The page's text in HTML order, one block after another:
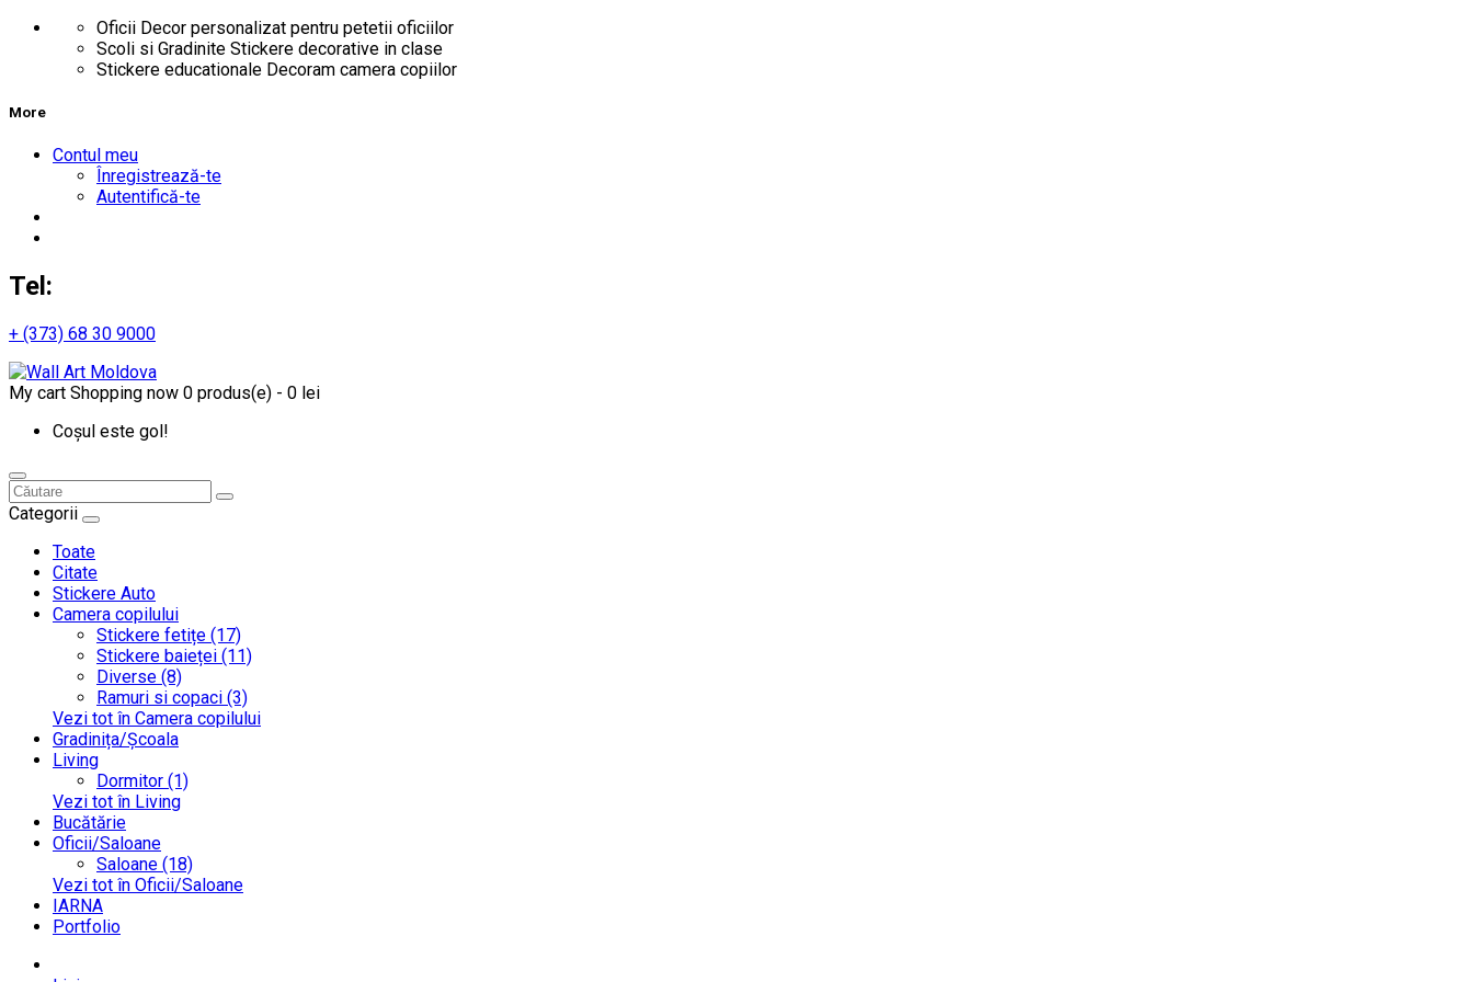
Oficii Decor personalizat pentru petetii oficiilor
Scoli si Gradinite Stickere decorative in clase
Stickere educationale Decoram camera copiilor
More
Contul meu
Înregistrează-te
Autentifică-te
Tel:
+ (373) 68 30 9000
My cart Shopping now 0 produs(e) - 0 lei
Coșul este gol!
Categorii
Toate
Citate
Stickere Auto
Camera copilului
Stickere fetițe (17)
Stickere baieței (11)
Diverse (8)
Ramuri si copaci (3)
Vezi tot în Camera copilului
Gradinița/Școala
Living
Dormitor (1)
Vezi tot în Living
Bucătărie
Oficii/Saloane
Saloane (18)
Vezi tot în Oficii/Saloane
IARNA
Portfolio